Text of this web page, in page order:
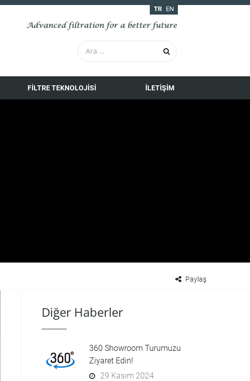
TR EN
FILTRE TEKNOLOJISI İLETIŞIM
Paylaş
Diğer Haberler
360 Showroom Turumuzu
Ziyaret Edin!
29 Kasım 2024